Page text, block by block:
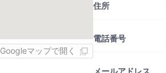
Googleマップで開く
住所
電話番号
メールアドレス